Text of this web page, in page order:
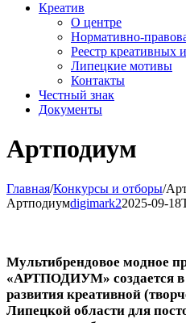
Креатив
О центре
Нормативно-
Реестр креативных
Липецкие мотивы
Контакты
Честный знак
Документы
Артподиум
Главная/Конкурсы и отборы/
Артподиумdigimark22025-09-
Мультибрендовое модное
«АРТПОДИУМ» создается в
развития креативной
Липецкой области для